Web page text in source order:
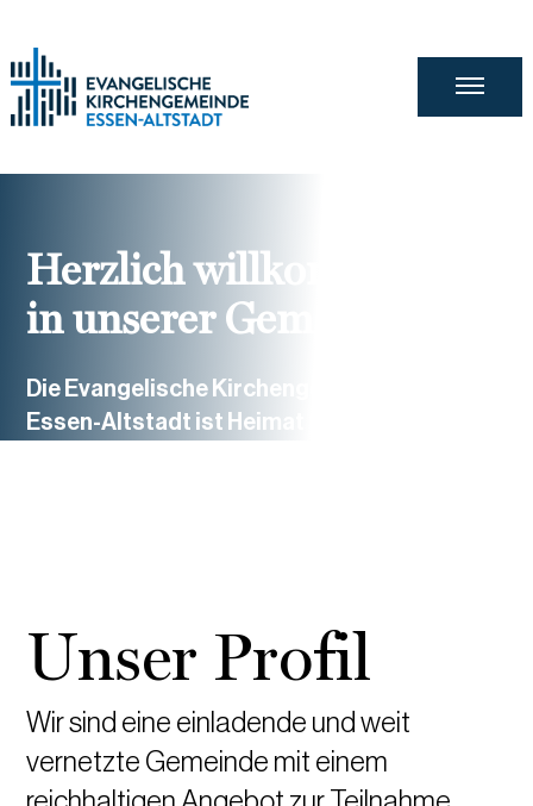
Herzlich willkommen
in unserer Gemeinde
Die Evangelische Kirchengemeinde
Essen-Altstadt ist Heimat für ca. 7.000
Unser Profil
Wir sind eine einladende und weit
vernetzte Gemeinde mit einem